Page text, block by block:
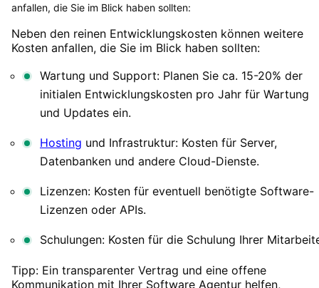
anfallen, die Sie im Blick haben sollten:
Neben den reinen Entwicklungskosten können weitere
Kosten anfallen, die Sie im Blick haben sollten:
Wartung und Support: Planen Sie ca. 15-20% der
initialen Entwicklungskosten pro Jahr für Wartung
und Updates ein.
Hosting und Infrastruktur: Kosten für Server,
Datenbanken und andere Cloud-Dienste.
Lizenzen: Kosten für eventuell benötigte Software-
Lizenzen oder APIs.
Schulungen: Kosten für die Schulung Ihrer
Tipp: Ein transparenter Vertrag und eine offene
Kommunikation mit Ihrer Software Agentur helfen,